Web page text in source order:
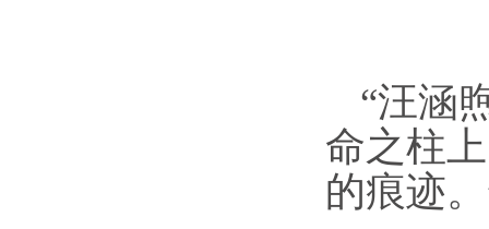
“汪涵
命之柱
的痕迹。